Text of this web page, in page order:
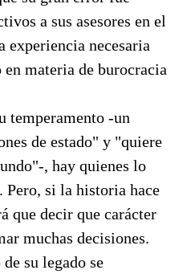
a sus asesores en el
experiencia necesaria
materia de burocracia
temperamento -un
de estado" y "quiere
, hay quienes lo
si la historia hace
que decir que carácter
muchas decisiones.
su legado se